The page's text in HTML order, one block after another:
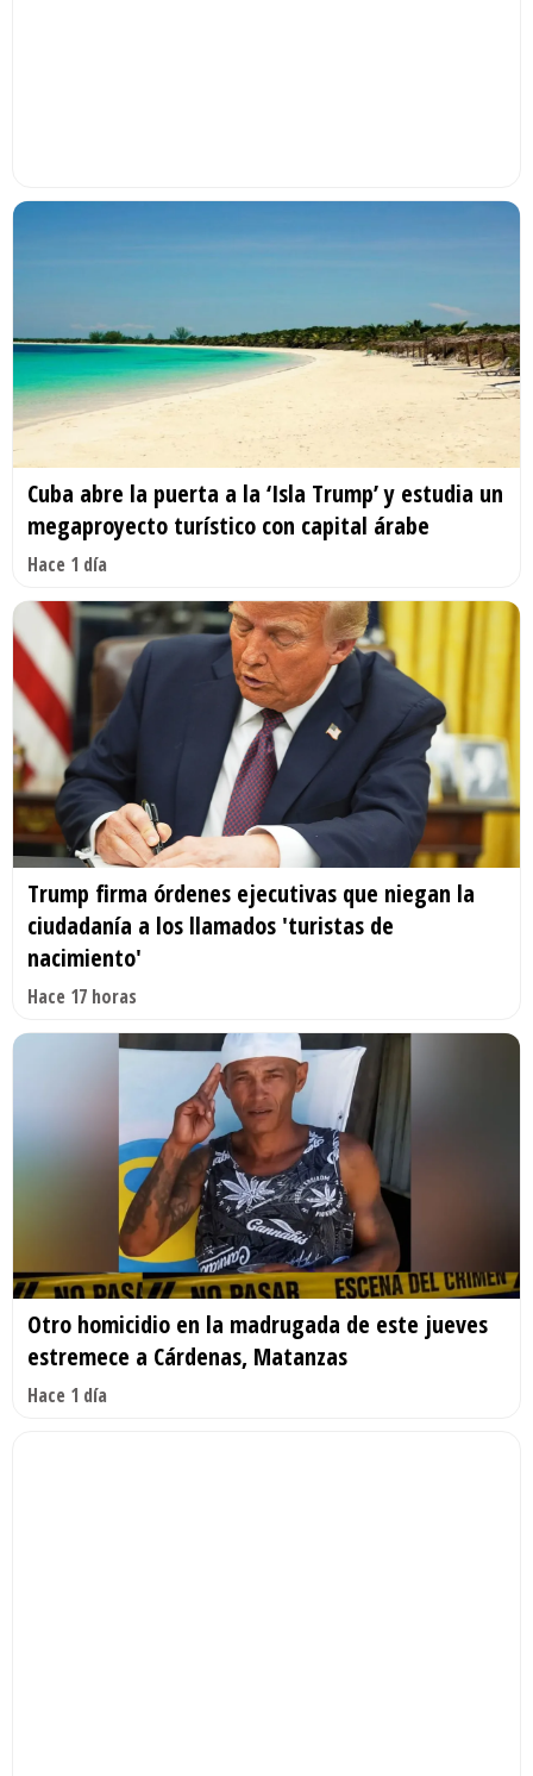
Cuba abre la puerta a la ‘Isla Trump’ y estudia un
megaproyecto turístico con capital árabe
Hace 1 día
Trump firma órdenes ejecutivas que niegan la
ciudadanía a los llamados 'turistas de
nacimiento'
Hace 17 horas
Otro homicidio en la madrugada de este jueves
estremece a Cárdenas, Matanzas
Hace 1 día